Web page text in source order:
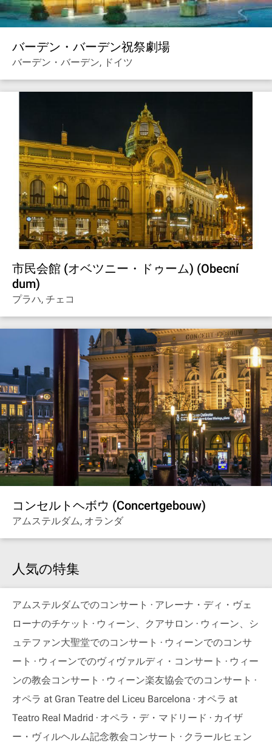
バーデン・バーデン祝祭劇場
バーデン・バーデン, ドイツ
市民会館 (オベツニー・ドゥーム) (Obecní
dum)
プラハ, チェコ
コンセルトヘボウ (Concertgebouw)
アムステルダム, オランダ
人気の特集
アムステルダムでのコンサート
アレーナ・ディ・ヴェ
ローナのチケット
ウィーン、クアサロン
ウィーン、シ
ュテファン大聖堂でのコンサート
ウィーンでのコンサ
ート
ウィーンでのヴィヴァルディ・コンサート
ウィー
ンの教会コンサート
ウィーン楽友協会でのコンサート
オペラ at Gran Teatre del Liceu Barcelona
オペラ at
Teatro Real Madrid
オペラ・デ・マドリード
カイザ
ー・ヴィルヘルム記念教会コンサート
クラールヒェン